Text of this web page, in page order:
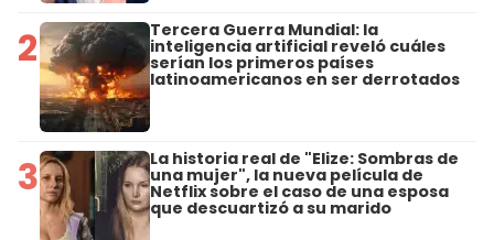
2 Tercera Guerra Mundial: la
inteligencia artificial reveló cuáles
serían los primeros países
latinoamericanos en ser derrotados
3 La historia real de "Elize: Sombras de
una mujer", la nueva película de
Netflix sobre el caso de una esposa
que descuartizó a su marido